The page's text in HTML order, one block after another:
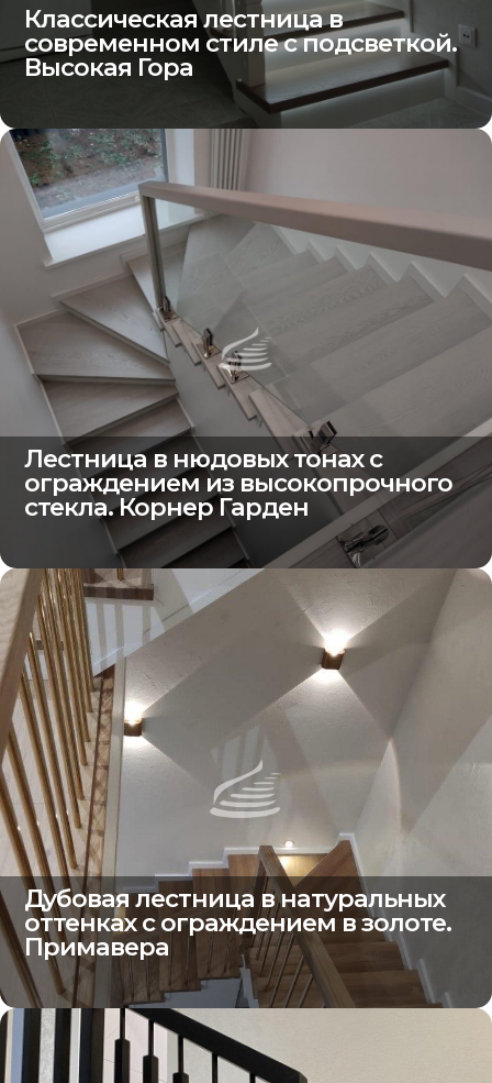
Классическая лестница в
современном стиле с подсветкой.
Высокая Гора
Лестница в нюдовых тонах с
ограждением из высокопрочного
стекла. Корнер Гарден
Дубовая лестница в натуральных
оттенках с ограждением в золоте.
Примавера